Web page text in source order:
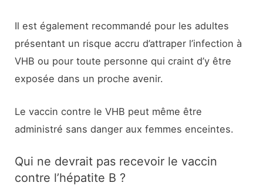
Il est également recommandé pour les adultes
présentant un risque accru d’attraper l’infection à
VHB ou pour toute personne qui craint d’y être
exposée dans un proche avenir.
Le vaccin contre le VHB peut même être
administré sans danger aux femmes enceintes.
Qui ne devrait pas recevoir le vaccin
contre l’hépatite B ?